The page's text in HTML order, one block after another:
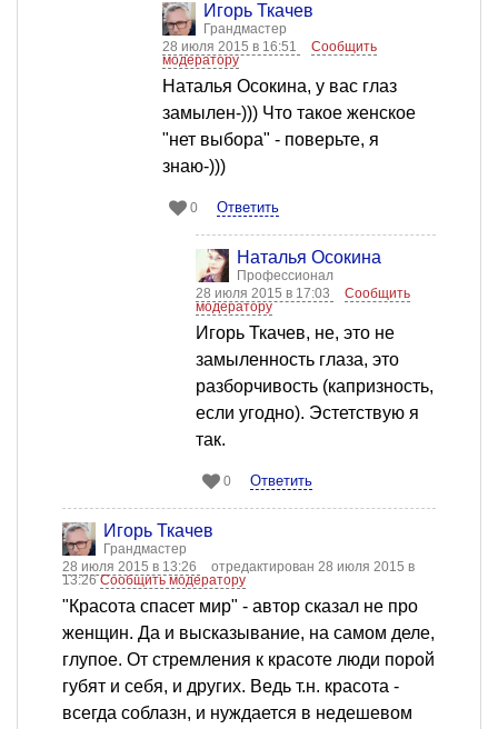
Игорь Ткачев
Грандмастер
28 июля 2015 в 16:51
Сообщить
модератору
Наталья Осокина, у вас глаз
замылен-))) Что такое женское
"нет выбора" - поверьте, я
знаю-)))
0 Ответить
Наталья Осокина
Профессионал
28 июля 2015 в 17:03
Сообщить
модератору
Игорь Ткачев, не, это не
замыленность глаза, это
разборчивость (капризность,
если угодно). Эстетствую я
так.
0 Ответить
Игорь Ткачев
Грандмастер
28 июля 2015 в 13:26
отредактирован 28 июля 2015 в
13:26Сообщить модератору
"Красота спасет мир" - автор сказал не про
женщин. Да и высказывание, на самом деле,
глупое. От стремления к красоте люди порой
губят и себя, и других. Ведь т.н. красота -
всегда соблазн, и нуждается в недешевом